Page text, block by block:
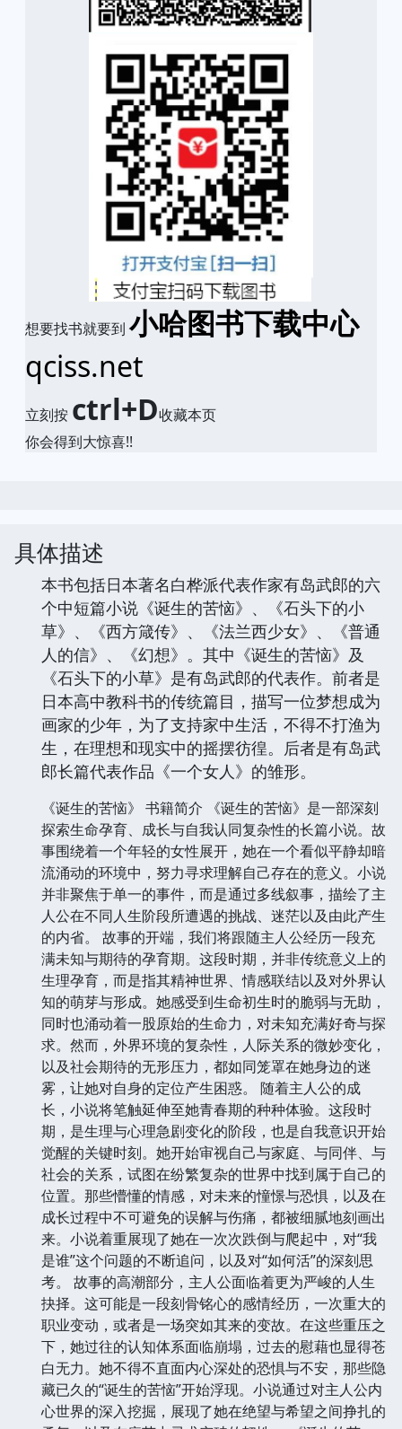
想要找书就要到 小哈图书下载中心
qciss.net
立刻按 ctrl+D收藏本页
你会得到大惊喜!!
具体描述
本书包括日本著名白桦派代表作家有岛武郎的六
个中短篇小说《诞生的苦恼》、《石头下的小
草》、《西方箴传》、《法兰西少女》、《普通
人的信》、《幻想》。其中《诞生的苦恼》及
《石头下的小草》是有岛武郎的代表作。前者是
日本高中教科书的传统篇目，描写一位梦想成为
画家的少年，为了支持家中生活，不得不打渔为
生，在理想和现实中的摇摆彷徨。后者是有岛武
郎长篇代表作品《一个女人》的雏形。
《诞生的苦恼》 书籍简介 《诞生的苦恼》是一部深刻
探索生命孕育、成长与自我认同复杂性的长篇小说。故
事围绕着一个年轻的女性展开，她在一个看似平静却暗
流涌动的环境中，努力寻求理解自己存在的意义。小说
并非聚焦于单一的事件，而是通过多线叙事，描绘了主
人公在不同人生阶段所遭遇的挑战、迷茫以及由此产生
的内省。 故事的开端，我们将跟随主人公经历一段充
满未知与期待的孕育期。这段时期，并非传统意义上的
生理孕育，而是指其精神世界、情感联结以及对外界认
知的萌芽与形成。她感受到生命初生时的脆弱与无助，
同时也涌动着一股原始的生命力，对未知充满好奇与探
求。然而，外界环境的复杂性，人际关系的微妙变化，
以及社会期待的无形压力，都如同笼罩在她身边的迷
雾，让她对自身的定位产生困惑。 随着主人公的成
长，小说将笔触延伸至她青春期的种种体验。这段时
期，是生理与心理急剧变化的阶段，也是自我意识开始
觉醒的关键时刻。她开始审视自己与家庭、与同伴、与
社会的关系，试图在纷繁复杂的世界中找到属于自己的
位置。那些懵懂的情感，对未来的憧憬与恐惧，以及在
成长过程中不可避免的误解与伤痛，都被细腻地刻画出
来。小说着重展现了她在一次次跌倒与爬起中，对“我
是谁”这个问题的不断追问，以及对“如何活”的深刻思
考。 故事的高潮部分，主人公面临着更为严峻的人生
抉择。这可能是一段刻骨铭心的感情经历，一次重大的
职业变动，或者是一场突如其来的变故。在这些重压之
下，她过往的认知体系面临崩塌，过去的慰藉也显得苍
白无力。她不得不直面内心深处的恐惧与不安，那些隐
藏已久的“诞生的苦恼”开始浮现。小说通过对主人公内
心世界的深入挖掘，展现了她在绝望与希望之间挣扎的